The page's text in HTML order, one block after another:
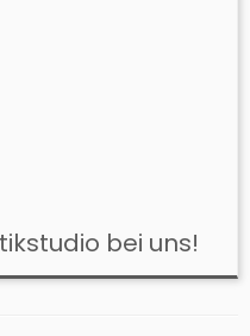
bei uns!